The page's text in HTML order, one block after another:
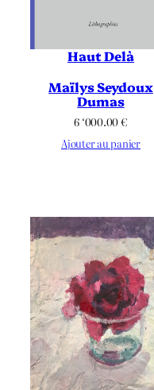
Haut Delà
Maïlys Seydoux
Dumas
6 ‘000.00€
Ajouter au panier